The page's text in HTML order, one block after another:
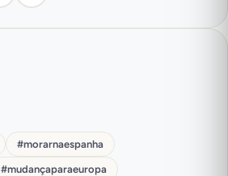
#morarnaespanha
#mudançaparaeuropa